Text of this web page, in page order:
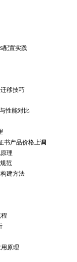
配置实践
移技巧
性能对比
书产品价格上调
理
范
建方法
原理